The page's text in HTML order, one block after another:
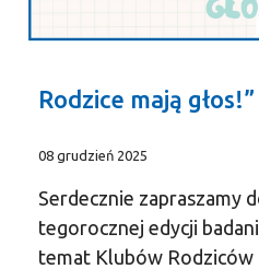
Rodzice mają głos!”
08 grudzień 2025
Serdecznie zapraszamy
tegorocznej edycji
temat Klubów Rodziców